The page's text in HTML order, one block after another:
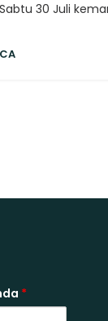
30 Juli
*